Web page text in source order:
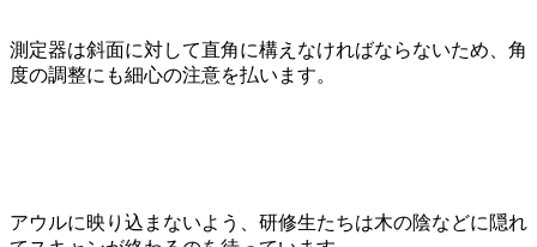
測定器は斜面に対して直角に構えなければならないため、角
度の調整にも細心の注意を払います。
アウルに映り込まないよう、研修生たちは木の陰などに隠れ